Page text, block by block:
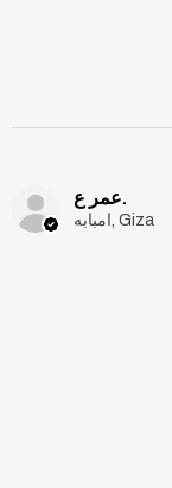
عمر ع.
امبابه, Giza